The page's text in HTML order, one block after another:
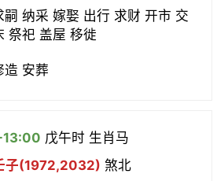
嗣 纳采 嫁娶 出行 求财 开市 交
祭祀 盖屋 移徙
造 安葬
13:00 戊午时 生肖马
子(1972,2032) 煞北